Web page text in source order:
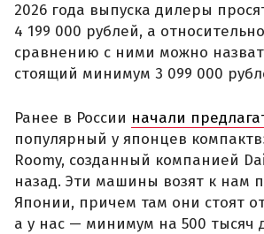
2026 года выпуска дилеры
4 199 000 рублей, а
сравнению с ними можно
стоящий минимум 3 099 000
Ранее в России начали
популярный у японцев
Roomy, созданный компанией
назад. Эти машины возят к нам
Японии, причем там они стоят
а у нас — минимум на 500 тысяч